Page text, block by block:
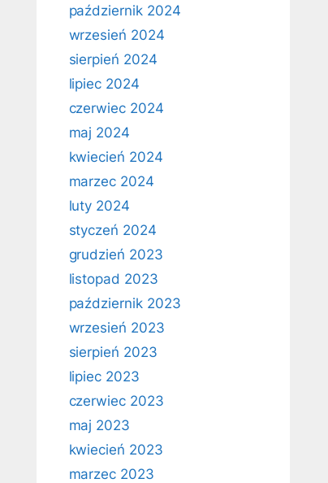
październik 2024
wrzesień 2024
sierpień 2024
lipiec 2024
czerwiec 2024
maj 2024
kwiecień 2024
marzec 2024
luty 2024
styczeń 2024
grudzień 2023
listopad 2023
październik 2023
wrzesień 2023
sierpień 2023
lipiec 2023
czerwiec 2023
maj 2023
kwiecień 2023
marzec 2023